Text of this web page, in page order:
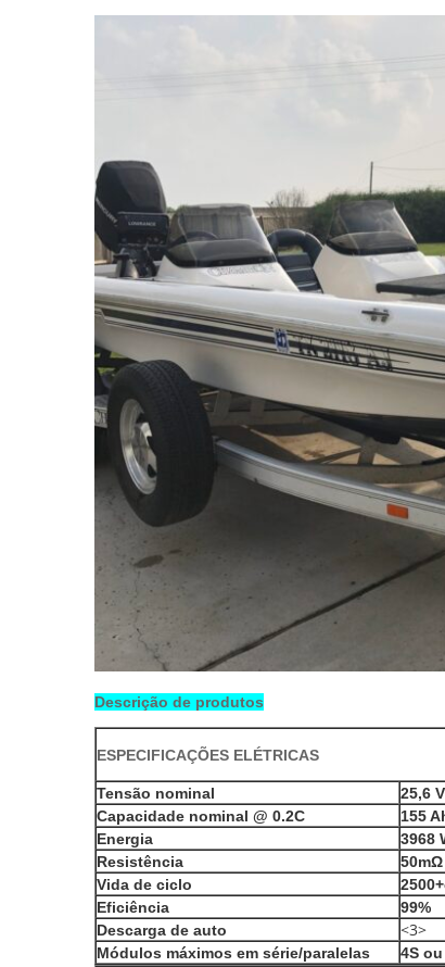
Descrição de produtos
ESPECIFICAÇÕES ELÉTRICAS
Tensão nominal
25,6 V
Capacidade nominal @ 0.2C
155
Energia
3968
Resistência
50mΩ
Vida de ciclo
Eficiência
99%
Descarga de auto
<3>
Módulos máximos em série/paralelas
4S ou